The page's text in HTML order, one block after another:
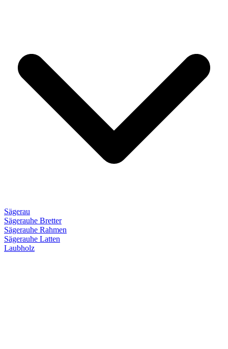
Sägerau
Sägerauhe Bretter
Sägerauhe Rahmen
Sägerauhe Latten
Laubholz